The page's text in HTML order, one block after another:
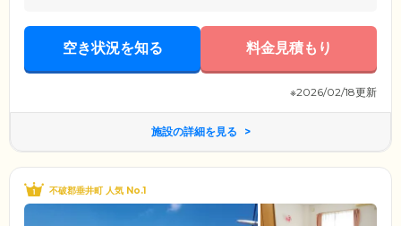
空き状況を知る 料金見積もり
※2026/02/18更新
施設の詳細を見る
不破郡垂井町 人気 No.1